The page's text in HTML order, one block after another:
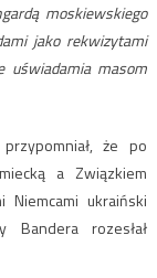
moskiewskiego
jako rekwizytami
uświadamia masom
że po
a Związkiem
Niemcami ukraiński
Bandera rozesłał